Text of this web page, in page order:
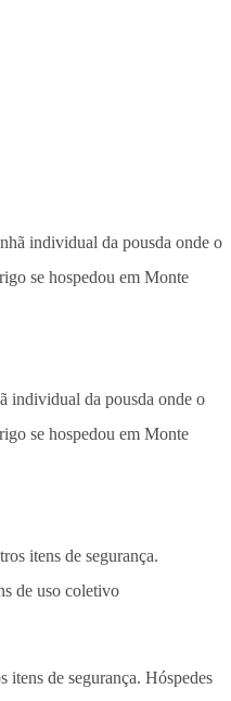
individual da pousda onde o
se hospedou em Monte
itens de segurança. Hóspedes